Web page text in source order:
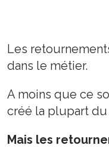
Les
dans le métier.
A moins que ce
créé la plupart
Mais les